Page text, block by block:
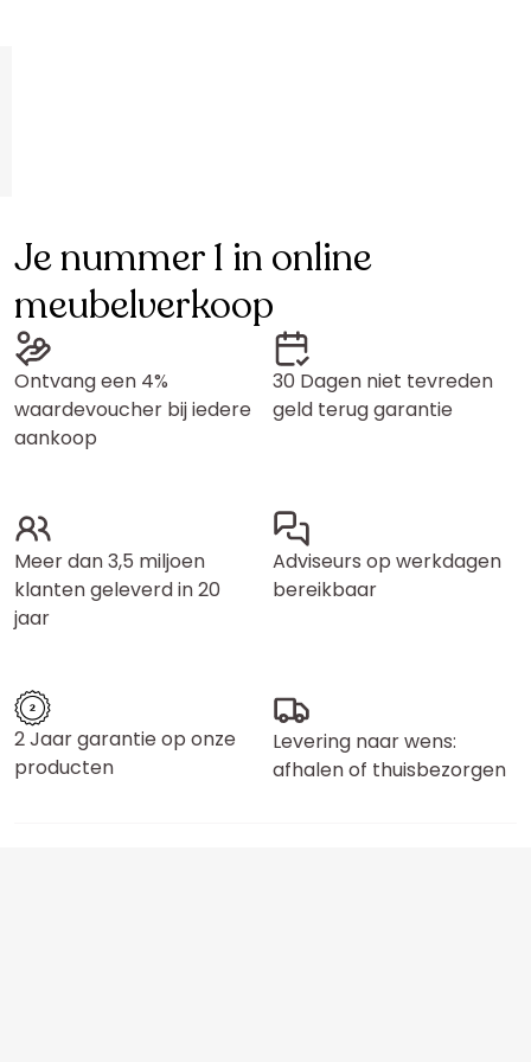
Je nummer 1 in online
meubelverkoop
Ontvang een 4%
waardevoucher bij iedere
aankoop
30 Dagen niet tevreden
geld terug garantie
Meer dan 3,5 miljoen
klanten geleverd in 20
jaar
Adviseurs op werkdagen
bereikbaar
2 Jaar garantie op onze
producten
Levering naar wens:
afhalen of thuisbezorgen